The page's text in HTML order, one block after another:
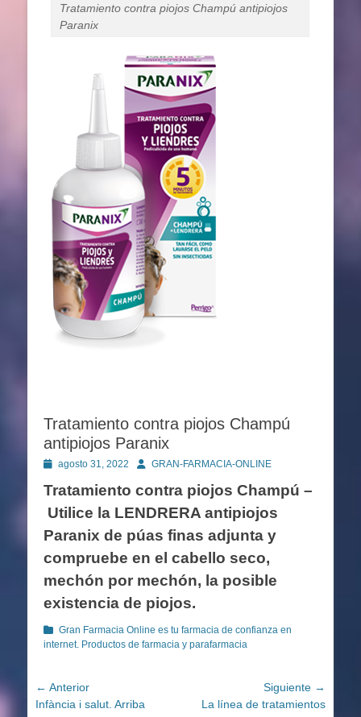
Tratamiento contra piojos Champú antipiojos
Paranix
Tratamiento contra piojos Champú
antipiojos Paranix
Publicado
agosto 31, 2022 AutorGRAN-FARMACIA-ONLINE
Tratamiento contra piojos Champú –
Utilice la LENDRERA antipiojos
Paranix de púas finas adjunta y
compruebe en el cabello seco,
mechón por mechón, la posible
existencia de piojos.
Categorías
Gran Farmacia Online es tu farmacia de confianza en
internet. Productos de farmacia y parafarmacia
Navegación
de
← Anterior
Entrada
Infància i salut. Arriba
Siguiente →
EntradaLa línea de tratamientos